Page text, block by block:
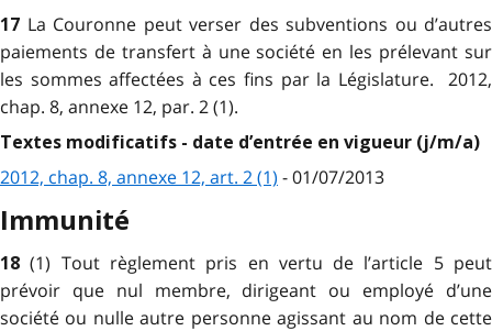
17 La Couronne peut verser des subventions ou d’autres
paiements de transfert à une société en les prélevant sur
les sommes affectées à ces fins par la Législature. 2012,
chap. 8, annexe 12, par. 2 (1).
Textes modificatifs - date d’entrée en vigueur (j/m/a)
2012, chap. 8, annexe 12, art. 2 (1) - 01/07/2013
Immunité
18(1) Tout règlement pris en vertu de l’article 5 peut
prévoir que nul membre, dirigeant ou employé d’une
société ou nulle autre personne agissant au nom de cette